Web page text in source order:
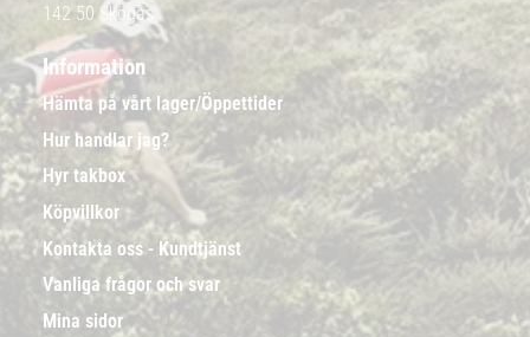
142 50 Skogås
Information
Hämta på vårt lager/Öppettider
Hur handlar jag?
Hyr takbox
Köpvillkor
Kontakta oss - Kundtjänst
Vanliga frågor och svar
Mina sidor